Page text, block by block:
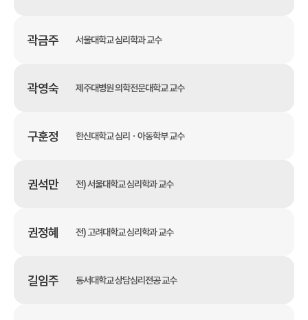
곽금주 서울대학교 심리학과 교수
곽영숙 제주대병원 의학전문대학교 교수
구훈정 한신대학교 심리ㆍ아동학부 교수
권석만 전) 서울대학교 심리학과 교수
권정혜 전) 고려대학교 심리학과 교수
길임주 동서대학교 상담심리전공 교수